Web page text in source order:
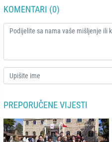
KOMENTARI (0)
PREPORUČENE VIJESTI